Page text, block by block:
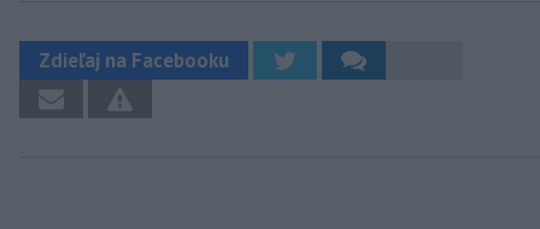
Zdieľaj na Facebooku